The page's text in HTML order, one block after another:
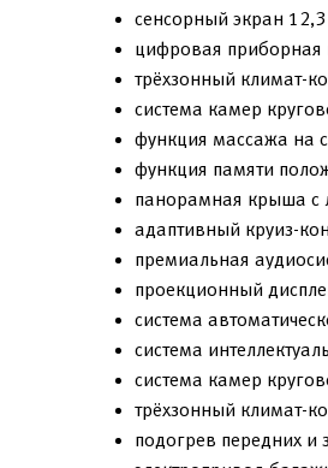
сенсорный экран
цифровая
трёхзонный климат-
система камер
функция массажа на
функция памяти
панорамная крыша с
адаптивный круиз-
премиальная
проекционный
система
система
система камер
трёхзонный климат-
подогрев передних и